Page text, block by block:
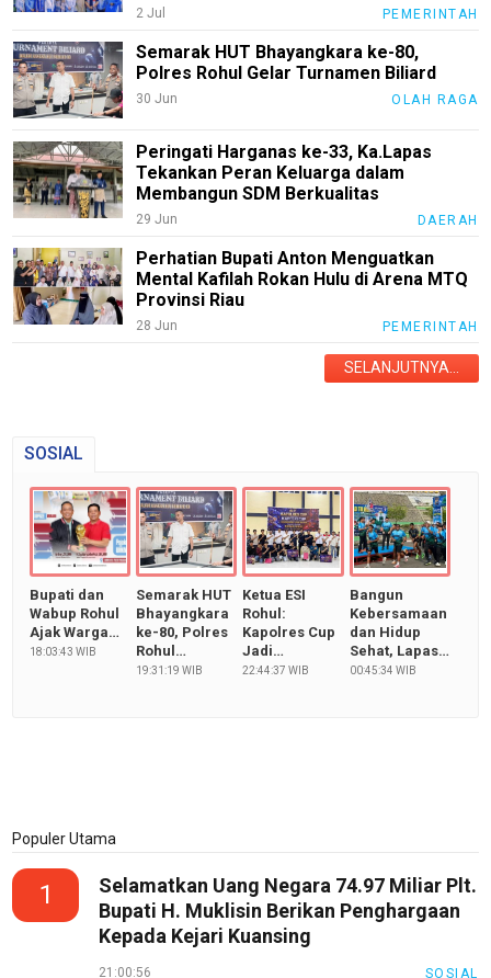
2 Jul PEMERINTAH
Semarak HUT Bhayangkara ke-80,
Polres Rohul Gelar Turnamen Biliard
30 Jun OLAH RAGA
Peringati Harganas ke-33, Ka.Lapas
Tekankan Peran Keluarga dalam
Membangun SDM Berkualitas
29 Jun DAERAH
Perhatian Bupati Anton Menguatkan
Mental Kafilah Rokan Hulu di Arena MTQ
Provinsi Riau
28 Jun PEMERINTAH
SELANJUTNYA...
SOSIAL
Bupati dan
Wabup Rohul
Ajak Warga…
18:03:43 WIB
Semarak HUT
Bhayangkara
ke-80, Polres
Rohul…
19:31:19 WIB
Ketua ESI
Rohul:
Kapolres Cup
Jadi…
22:44:37 WIB
Bangun
Kebersamaan
dan Hidup
Sehat, Lapas…
00:45:34 WIB
Populer Utama
1
Selamatkan Uang Negara 74.97 Miliar Plt.
Bupati H. Muklisin Berikan Penghargaan
Kepada Kejari Kuansing
21:00:56 SOSIAL
infotorial
Tutor
Theme
Sains
Finance
Entertain
Edukasi
TeknoPedia
Blog
Techno
Guide
Automotive
Guide
TeknoGame
Economy
Tekno